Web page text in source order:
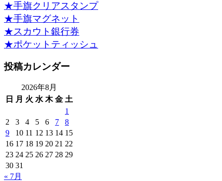
★手旗クリアスタンプ
★手旗マグネット
★スカウト銀行券
★ポケットティッシュ
投稿カレンダー
2026年8月
日
月 火 水 木 金 土
1
2
3 4 5 6 7
8
9
10 11 12 13 14 15
16 17 18 19 20 21 22
23 24 25 26 27 28 29
30 31
« 7月